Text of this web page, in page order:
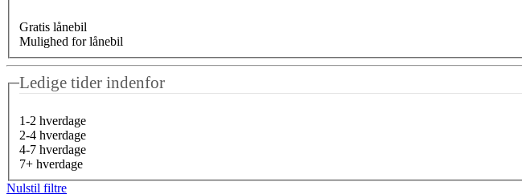
Gratis lånebil
Mulighed for lånebil
Ledige tider indenfor
1-2 hverdage
2-4 hverdage
4-7 hverdage
7+ hverdage
Nulstil filtre